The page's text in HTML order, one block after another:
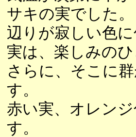
サキの実でした。
辺りが寂しい色
実は、楽しみのひ
さらに、そこに
す。
赤い実、オレン
す。